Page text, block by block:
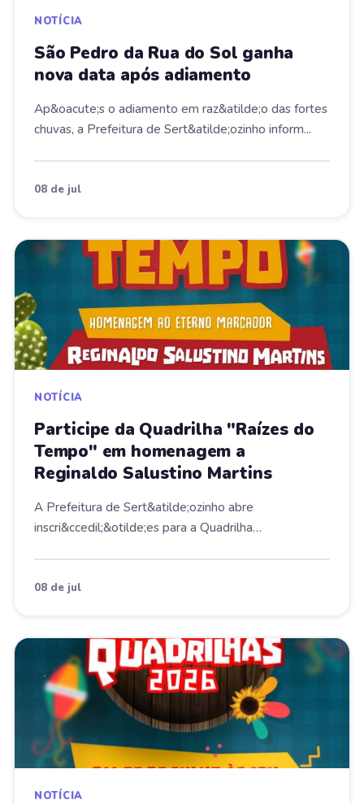
NOTÍCIA
São Pedro da Rua do Sol ganha
nova data após adiamento
Ap&oacute;s o adiamento em raz&atilde;o das fortes
chuvas, a Prefeitura de Sert&atilde;ozinho inform...
08 de jul
NOTÍCIA
Participe da Quadrilha "Raízes do
Tempo" em homenagem a
Reginaldo Salustino Martins
A Prefeitura de Sert&atilde;ozinho abre
inscri&ccedil;&otilde;es para a Quadrilha
08 de jul
NOTÍCIA